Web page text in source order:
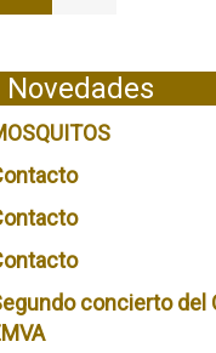
Novedades
concierto del